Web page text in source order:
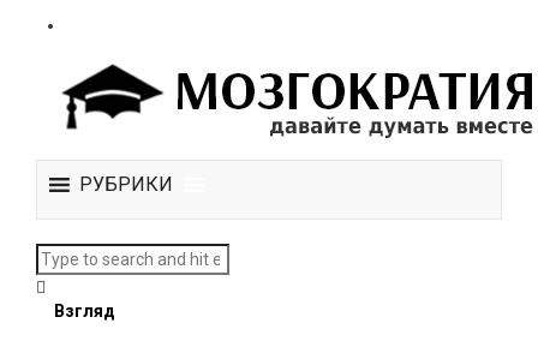
РУБРИКИ
Взгляд